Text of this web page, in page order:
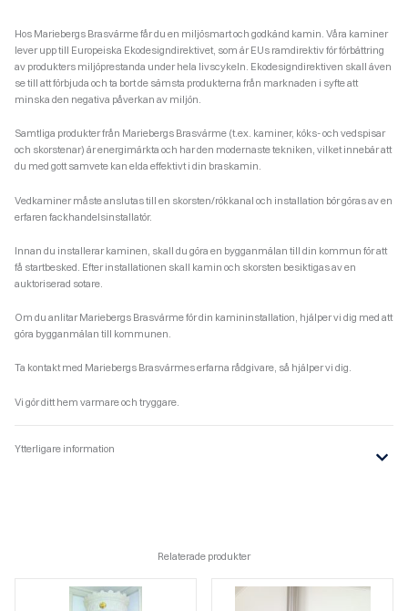
Hos Mariebergs Brasvärme får du en miljösmart och godkänd kamin. Våra kaminer
lever upp till Europeiska Ekodesigndirektivet, som är EUs ramdirektiv för förbättring
av produkters miljöprestanda under hela livscykeln. Ekodesigndirektiven skall även
se till att förbjuda och ta bort de sämsta produkterna från marknaden i syfte att
minska den negativa påverkan av miljön.
Samtliga produkter från Mariebergs Brasvärme (t.ex. kaminer, köks- och vedspisar
och skorstenar) är energimärkta och har den modernaste tekniken, vilket innebär att
du med gott samvete kan elda effektivt i din braskamin.
Vedkaminer måste anslutas till en skorsten/rökkanal och installation bör göras av en
erfaren fackhandelsinstallatör.
Innan du installerar kaminen, skall du göra en bygganmälan till din kommun för att
få startbesked. Efter installationen skall kamin och skorsten besiktigas av en
auktoriserad sotare.
Om du anlitar Mariebergs Brasvärme för din kamininstallation, hjälper vi dig med att
göra bygganmälan till kommunen.
Ta kontakt med Mariebergs Brasvärmes erfarna rådgivare, så hjälper vi dig.
Vi gör ditt hem varmare och tryggare.
Ytterligare information
Relaterade produkter